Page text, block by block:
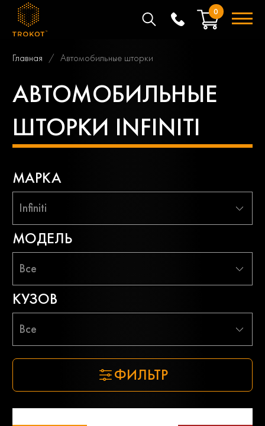
0
Главная Автомобильные шторки
АВТОМОБИЛЬНЫЕ
ШТОРКИ INFINITI
МАРКА
Infiniti
МОДЕЛЬ
Все
КУЗОВ
Все
ФИЛЬТР